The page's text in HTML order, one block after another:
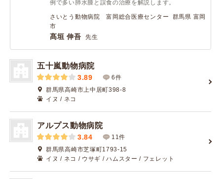
例で多い肺水腫と誤食の治療を解説します。
さいとう動物病院 富岡総合医療センター 群馬県 富岡
市
髙垣 伸吾 先生
五十嵐動物病院
3.89
6件
群馬県高崎市上中居町398-8
イヌ / ネコ
アルプス動物病院
3.84
11件
群馬県高崎市芝塚町1793-15
イヌ / ネコ / ウサギ / ハムスター / フェレット